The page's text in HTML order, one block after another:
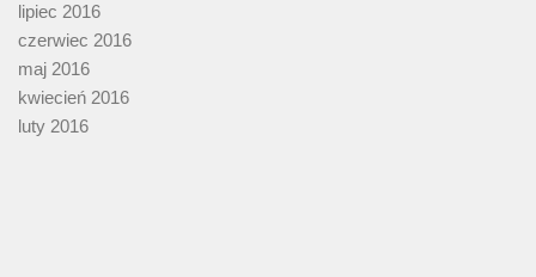
lipiec 2016
czerwiec 2016
maj 2016
kwiecień 2016
luty 2016